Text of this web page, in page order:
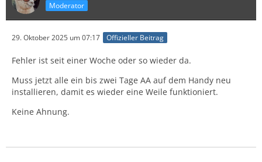
Moderator
29. Oktober 2025 um 07:17 Offizieller Beitrag
Fehler ist seit einer Woche oder so wieder da.
Muss jetzt alle ein bis zwei Tage AA auf dem Handy neu
installieren, damit es wieder eine Weile funktioniert.
Keine Ahnung.